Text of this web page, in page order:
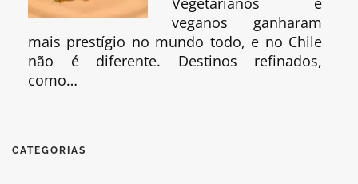
veganos ganharam
mais prestígio no mundo todo, e no Chile
não é diferente. Destinos refinados,
como…
CATEGORIAS